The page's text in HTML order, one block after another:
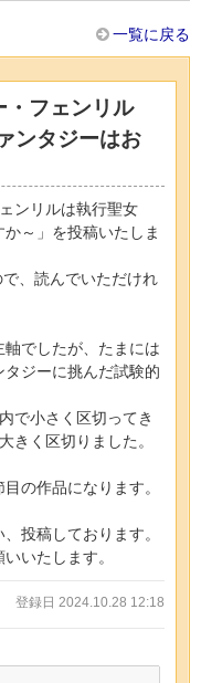
一覧に戻る
フェンリル
ンタジーはお
ンリルは執行聖女
～」を投稿いたしま
、読んでいただけれ
でしたが、たまには
ジーに挑んだ試験的
で小さく区切ってき
きく区切りました。
の作品になります。
投稿しております。
いたします。
登録日 2024.10.28 12:18